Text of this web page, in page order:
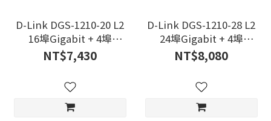
D-Link DGS-1210-20 L2
16埠Gigabit + 4埠
SFP/Gigabit 網路交換器
(簡易網管型)
NT$7,430
D-Link DGS-1210-28 L2
24埠Gigabit + 4埠
SFP/Gigabit 網路交換器
(簡易網管型)
NT$8,080